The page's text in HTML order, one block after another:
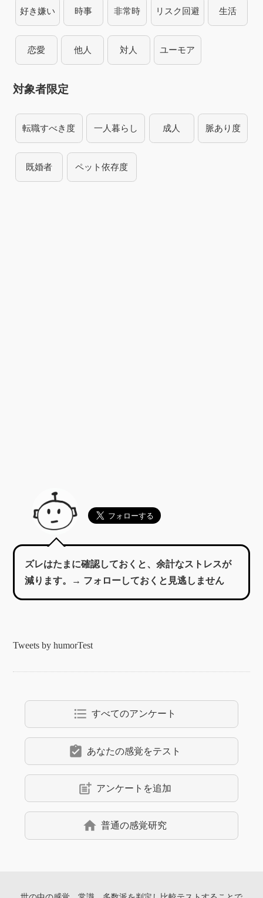
好き嫌い 時事 非常時 リスク回避 生活
恋愛 他人 対人 ユーモア
対象者限定
転職すべき度 一人暮らし 成人 脈あり度
既婚者 ペット依存度
ズレはたまに確認しておくと、余計なストレスが
減ります。→ フォローしておくと見逃しません
Tweets by humorTest
format_list_bulleted すべてのアンケート
assignment_turned_in あなたの感覚をテスト
post_add アンケートを追加
home 普通の感覚研究